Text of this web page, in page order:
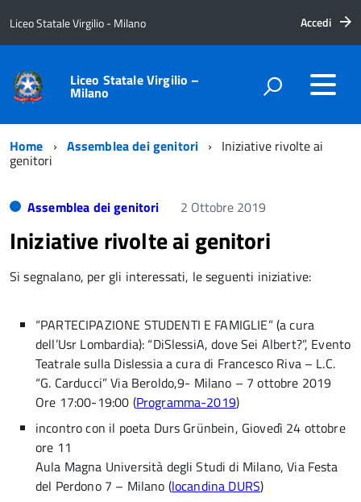
Liceo Statale Virgilio - Milano Accedi
Liceo Statale Virgilio –
Milano
Home Assemblea dei genitori Iniziative rivolte ai
genitori
Assemblea dei genitori 2 Ottobre 2019
Iniziative rivolte ai genitori
Si segnalano, per gli interessati, le seguenti iniziative:
“PARTECIPAZIONE STUDENTI E FAMIGLIE” (a cura
dell’Usr Lombardia): “DiSlessiA, dove Sei Albert?”, Evento
Teatrale sulla Dislessia a cura di Francesco Riva – L.C.
“G. Carducci” Via Beroldo,9- Milano – 7 ottobre 2019
Ore 17:00-19:00 (Programma-2019)
incontro con il poeta Durs Grünbein, Giovedì 24 ottobre
ore 11
Aula Magna Università degli Studi di Milano, Via Festa
del Perdono 7 – Milano (locandina DURS)